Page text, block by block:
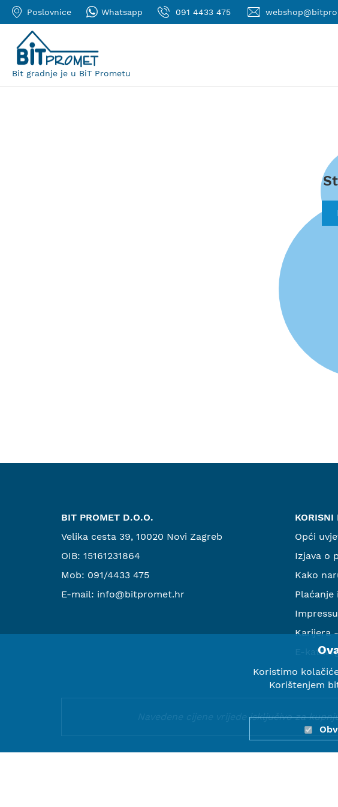
Poslovnice Whatsapp 091 4433 475
Bit gradnje je u BiT Prometu
BIT PROMET D.O.O.
Velika cesta 39, 10020 Novi Zagreb
OIB: 15161231864
Mob: 091/4433 475
E-mail: info@bitpromet.hr
KORISNI
Opći
Izjava o
Kako
Plaćanje
Karijera
E-
Navedene cijene vrijede isključivo za
Koristimo
Korištenjem